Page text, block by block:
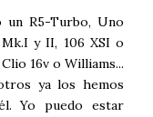
un R5-Turbo, Uno
y II, 106 XSI o
16v o Williams...
ya los hemos
Yo puedo estar